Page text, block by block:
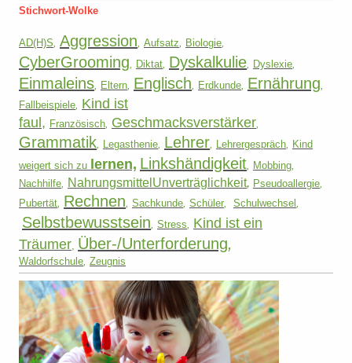
Stichwort-Wolke
AD(H)S, Aggression, Aufsatz, Biologie,
CyberGrooming, Diktat, Dyskalkulie, Dyslexie,
Einmaleins, Eltern, Englisch, Erdkunde, Ernährung,
Fallbeispiele, Kind ist
faul , Französisch, Geschmacksverstärker,
Grammatik, Legasthenie, Lehrer, Lehrergespräch, Kind
weigert sich zu lernen, Linkshändigkeit, Mobbing,
Nachhilfe, NahrungsmittelUnverträglichkeit, Pseudoallergie,
Pubertät, Rechnen, Sachkunde, Schüler, Schulwechsel ,
Selbstbewusstsein, Stress, Kind ist ein
Träumer, Über-/Unterforderung,
Waldorfschule, Zeugnis